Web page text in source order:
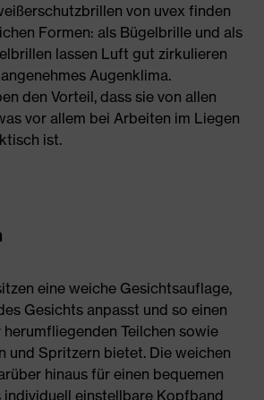
von uvex finden
Formen: als Bügelbrille und als
lassen Luft gut zirkulieren
Augenklima.
den Vorteil, dass sie von allen
vor allem bei Arbeiten im Liegen
ist.
eine weiche Gesichtsauflage,
Gesichts anpasst und so einen
Teilchen sowie
und Spritzern bietet. Die weichen
hinaus für einen bequemen
individuell einstellbare Kopfband